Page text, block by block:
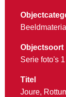
Objectsoort
Serie foto's 1
Titel
Joure,